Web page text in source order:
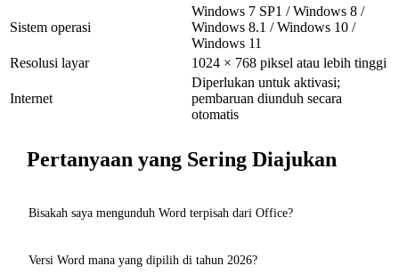
Sistem operasi
Windows 7 SP1 / Windows 8 /
Windows 8.1 / Windows 10 /
Windows 11
Resolusi layar
1024 × 768 piksel atau lebih tinggi
Internet
Diperlukan untuk aktivasi;
pembaruan diunduh secara
otomatis
Pertanyaan yang Sering Diajukan
Bisakah saya mengunduh Word terpisah dari Office?
terpisah — tanpa Excel, PowerPoint, dan komponen Office
Versi Word mana yang dipilih di tahun 2026?